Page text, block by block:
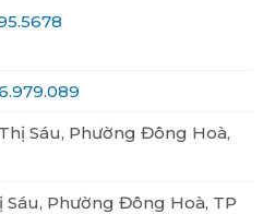
Sáu, Phường Đông Hoà,
Sáu, Phường Đông Hoà, TP